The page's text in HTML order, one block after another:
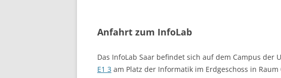
Anfahrt zum InfoLab
Das InfoLab Saar befindet sich auf dem Campus der
E1 3 am Platz der Informatik im Erdgeschoss in Raum